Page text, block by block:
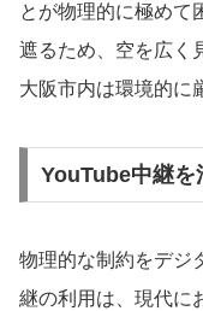
とが物理的に極めて
遮るため、空を広く
大阪市内は環境的に
YouTube中継を
物理的な制約をデジ
継の利用は、現代に